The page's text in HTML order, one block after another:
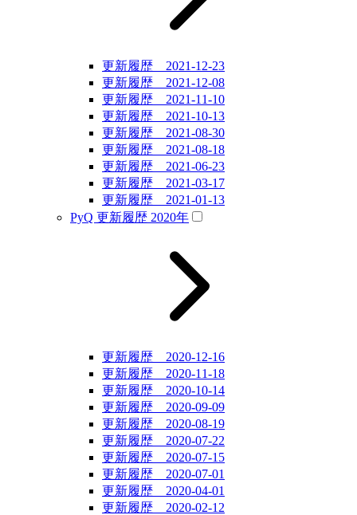
更新履歴 2021-12-23
更新履歴 2021-12-08
更新履歴 2021-11-10
更新履歴 2021-10-13
更新履歴 2021-08-30
更新履歴 2021-08-18
更新履歴 2021-06-23
更新履歴 2021-03-17
更新履歴 2021-01-13
PyQ 更新履歴 2020年
更新履歴 2020-12-16
更新履歴 2020-11-18
更新履歴 2020-10-14
更新履歴 2020-09-09
更新履歴 2020-08-19
更新履歴 2020-07-22
更新履歴 2020-07-15
更新履歴 2020-07-01
更新履歴 2020-04-01
更新履歴 2020-02-12